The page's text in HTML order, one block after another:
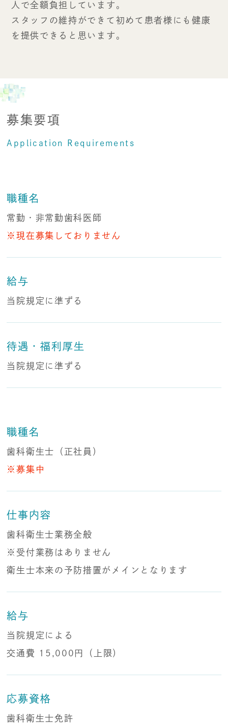
人で全額負担しています。
スタッフの維持ができて初めて患者様にも健康
を提供できると思います。
募集要項
Application Requirements
職種名
常勤・非常勤歯科医師
※現在募集しておりません
給与
当院規定に準ずる
待遇・福利厚生
当院規定に準ずる
職種名
歯科衛生士（正社員）
※募集中
仕事内容
歯科衛生士業務全般
※受付業務はありません
衛生士本来の予防措置がメインとなります
給与
当院規定による
交通費 15,000円（上限）
応募資格
歯科衛生士免許